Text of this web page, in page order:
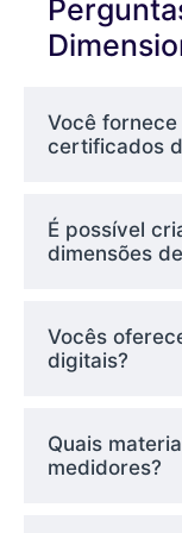
de
simples
Você
certificados
É possível
dimensões
Vocês
digitais?
Quais
medidores?